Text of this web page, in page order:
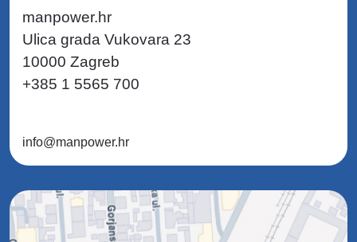
manpower.hr
Ulica grada Vukovara 23
10000 Zagreb
+385 1 5565 700
info@manpower.hr